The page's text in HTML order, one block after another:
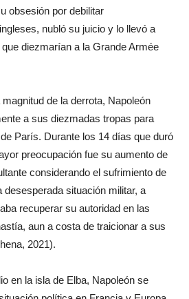
obsesión por debilitar
nubló su juicio y lo llevó a
diezmarían a la Grande Armée
de la derrota, Napoleón
a sus diezmadas tropas para
París. Durante los 14 días que duró
preocupación fue su aumento de
considerando el sufrimiento de
situación militar, a
recuperar su autoridad en las
aun a costa de traicionar a sus
2021).
en la isla de Elba, Napoleón se